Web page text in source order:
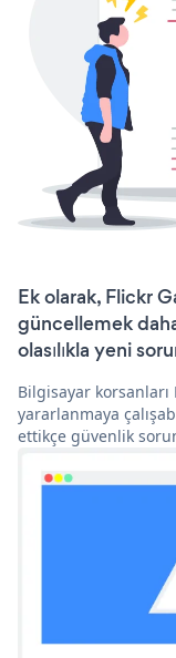
Ek olarak, Flickr
güncellemek
olasılıkla yeni
Bilgisayar korsanları
yararlanmaya
ettikçe güvenlik